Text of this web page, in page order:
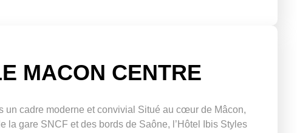
MACON CENTRE
un cadre moderne et convivial Situé au cœur de Mâcon,
la gare SNCF et des bords de Saône, l’Hôtel Ibis Styles